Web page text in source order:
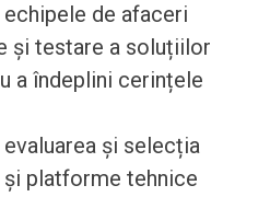
de afaceri
și testare a soluțiilor
a îndeplini cerințele
și selecția
platforme tehnice